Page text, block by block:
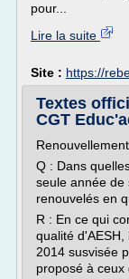
pour...
Lire la suite
Site : https://
Textes
CGT
Q : Dans
seule année de
renouvelés en
R : En ce qui
qualité
2014 susvisée
proposé à ceux